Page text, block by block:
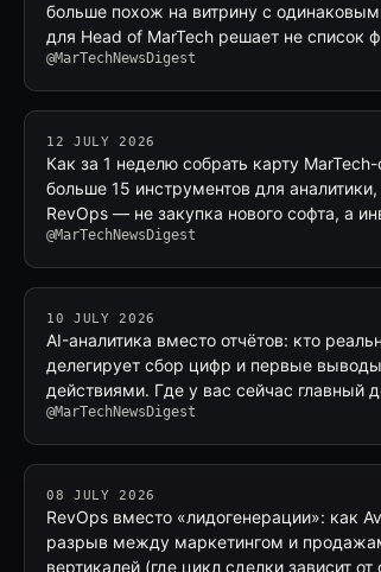
больше похож на витрину с
для Head of MarTech решает не список
@MarTechNewsDigest
12 JULY 2026
Как за 1 неделю собрать карту
больше 15 инструментов для
RevOps — не закупка нового софта, а
@MarTechNewsDigest
10 JULY 2026
AI-аналитика вместо отчётов: кто
делегирует сбор цифр и первые
действиями. Где у вас сейчас
@MarTechNewsDigest
08 JULY 2026
RevOps вместо «лидогенерации»: как
разрыв между маркетингом и
вертикалей (где цикл сделки зависит